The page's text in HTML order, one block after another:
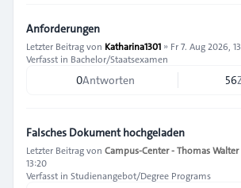
Anforderungen
Letzter Beitrag von Katharina1301 » Fr 7. Aug 2026,
Verfasst in Bachelor/Staatsexamen
0Antworten 56
Falsches Dokument hochgeladen
Letzter Beitrag von Campus-Center - Thomas Walter
13:20
Verfasst in Studienangebot/Degree Programs